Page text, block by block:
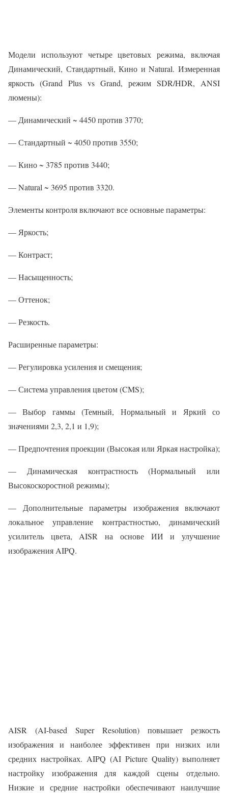
Модели используют четыре цветовых режима, включая
Динамический, Стандартный, Кино и Natural. Измеренная
яркость (Grand Plus vs Grand, режим SDR/HDR, ANSI
люмены):
— Динамический ~ 4450 против 3770;
— Стандартный ~ 4050 против 3550;
— Кино ~ 3785 против 3440;
— Natural ~ 3695 против 3320.
Элементы контроля включают все основные параметры:
— Яркость;
— Контраст;
— Насыщенность;
— Оттенок;
— Резкость.
Расширенные параметры:
— Регулировка усиления и смещения;
— Система управления цветом (CMS);
— Выбор гаммы (Темный, Нормальный и Яркий со
значениями 2,3, 2,1 и 1,9);
— Предпочтения проекции (Высокая или Яркая настройка);
— Динамическая контрастность (Нормальный или
Высокоскоростной режимы);
— Дополнительные параметры изображения включают
локальное управление контрастностью, динамический
усилитель цвета, AISR на основе ИИ и улучшение
изображения AIPQ.
AISR (AI-based Super Resolution) повышает резкость
изображения и наиболее эффективен при низких или
средних настройках. AIPQ (AI Picture Quality) выполняет
настройку изображения для каждой сцены отдельно.
Низкие и средние настройки обеспечивают наилучшие